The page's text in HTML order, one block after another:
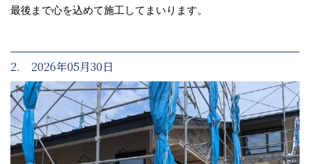
最後まで心を込めて施工してまいります。
2. 2026年05月30日